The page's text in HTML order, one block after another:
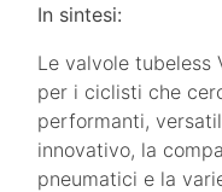
In sintesi:
Le valvole tubeless
per i ciclisti che
performanti,
innovativo, la
pneumatici e la